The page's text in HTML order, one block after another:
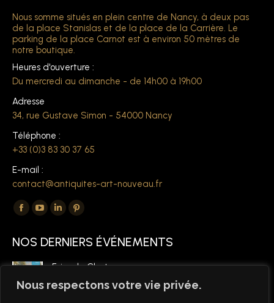
Nous respectons votre vie privée.
Nous somme situés en plein centre de Nancy, à deux pas
de la place Stanislas et de la place de la Carrière. Le
parking de la place Carnot est à environ 50 mètres de
notre boutique.
Heures d'ouverture :
Du mercredi au dimanche - de 14h00 à 19h00
Adresse
34, rue Gustave Simon - 54000 Nancy
Téléphone :
+33 (0)3 83 30 37 65
E-mail :
contact@antiquites-art-nouveau.fr
Trouvez nous sur :
La
Facebook
s'ouvre
La
YouTube
s'ouvre
La
LinkedIn
s'ouvre
une
La
Pinterest
s'ouvre
NOS DERNIERS ÉVÉNEMENTS
Foire de Chatou
6 mars 2026